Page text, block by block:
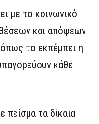
με το κοινωνικό
θέσεων και απόψεων
το εκπέμπει η
κάθε
τα δίκαια